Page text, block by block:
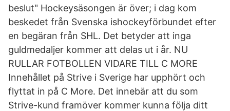
beslut" Hockeysäsongen är över; i dag kom
beskedet från Svenska ishockeyförbundet efter
en begäran från SHL. Det betyder att inga
guldmedaljer kommer att delas ut i år. NU
RULLAR FOTBOLLEN VIDARE TILL C MORE
Innehållet på Strive i Sverige har upphört och
flyttat in på C More. Det innebär att du som
Strive-kund framöver kommer kunna följa ditt